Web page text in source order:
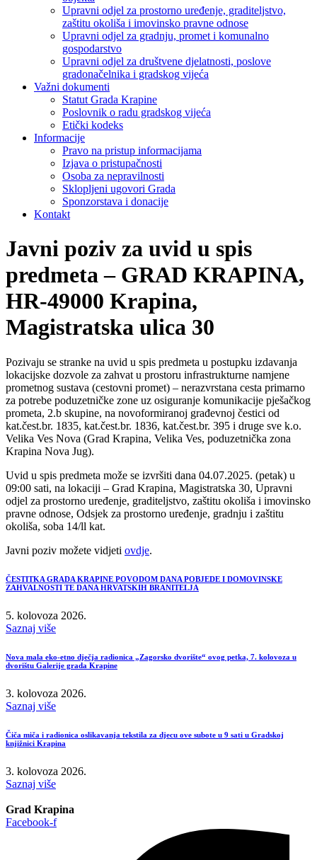
Upravni odjel za prostorno uređenje, graditeljstvo,
zaštitu okoliša i imovinsko pravne odnose
Upravni odjel za gradnju, promet i komunalno
gospodarstvo
Upravni odjel za društvene djelatnosti, poslove
gradonačelnika i gradskog vijeća
Važni dokumenti
Statut Grada Krapine
Poslovnik o radu gradskog vijeća
Etički kodeks
Informacije
Pravo na pristup informacijama
Izjava o pristupačnosti
Osoba za nepravilnosti
Sklopljeni ugovori Grada
Sponzorstava i donacije
Kontakt
Javni poziv za uvid u spis
predmeta – GRAD KRAPINA,
HR-49000 Krapina,
Magistratska ulica 30
Pozivaju se stranke na uvid u spis predmeta u postupku izdavanja
lokacijske dozvole za zahvat u prostoru infrastrukturne namjene
prometnog sustava (cestovni promet) – nerazvrstana cesta primarno
za potrebe poduzetničke zone uz osiguranje komunikacije pješačkog
prometa, 2.b skupine, na novoformiranoj građevnoj čestici od
kat.čest.br. 1835, kat.čest.br. 1836, kat.čest.br. 395 i druge sve k.o.
Velika Ves Nova (Grad Krapina, Velika Ves, poduzetnička zona
Krapina Nova Jug).
Uvid u spis predmeta može se izvršiti dana 04.07.2025. (petak) u
09:00 sati, na lokaciji – Grad Krapina, Magistratska 30, Upravni
odjel za prostorno uređenje, graditeljstvo, zaštitu okoliša i imovinsko
pravne odnose, Odsjek za prostorno uređenje, gradnju i zaštitu
okoliša, soba 14/ll kat.
Javni poziv možete vidjeti ovdje.
ČESTITKA GRADA KRAPINE POVODOM DANA POBJEDE I DOMOVINSKE
ZAHVALNOSTI TE DANA HRVATSKIH BRANITELJA
5. kolovoza 2026.
Saznaj više
Nova mala eko-etno dječja radionica „Zagorsko dvorište“ ovog petka, 7. kolovoza u
dvorištu Galerije grada Krapine
3. kolovoza 2026.
Saznaj više
Čiča miča i radionica oslikavanja tekstila za djecu ove subote u 9 sati u Gradskoj
knjižnici Krapina
3. kolovoza 2026.
Saznaj više
Grad Krapina
Facebook-f